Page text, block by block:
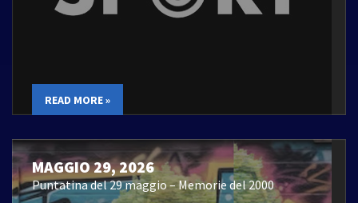
READ MORE »
MAGGIO 29, 2026
Puntatina del 29 maggio – Memorie del 2000